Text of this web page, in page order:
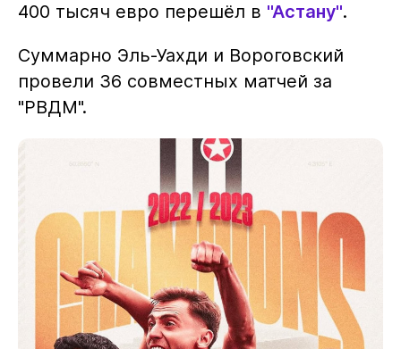
400 тысяч евро перешёл в "Астану".
Суммарно Эль-Уахди и Вороговский
провели 36 совместных матчей за
"РВДМ".